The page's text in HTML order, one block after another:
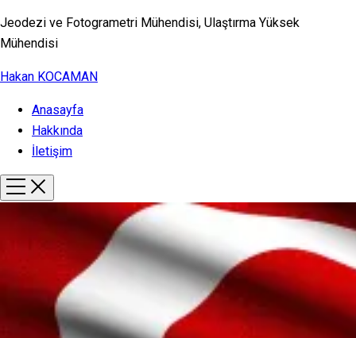
Jeodezi ve Fotogrametri Mühendisi, Ulaştırma Yüksek
Mühendisi
Hakan KOCAMAN
Anasayfa
Hakkında
İletişim